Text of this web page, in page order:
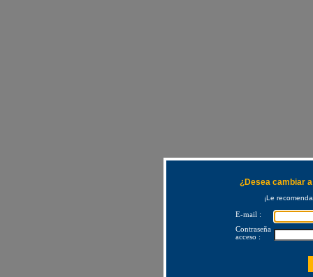
¿Desea cambiar
¡Le
E-mail :
Contraseña
acceso :